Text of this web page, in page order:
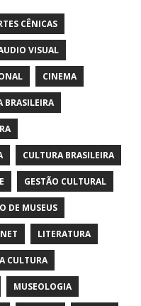
CÊNICAS
VISUAL
CINEMA
BRASILEIRA
CULTURA BRASILEIRA
GESTÃO CULTURAL
DE MUSEUS
LITERATURA
CULTURA
MUSEOLOGIA